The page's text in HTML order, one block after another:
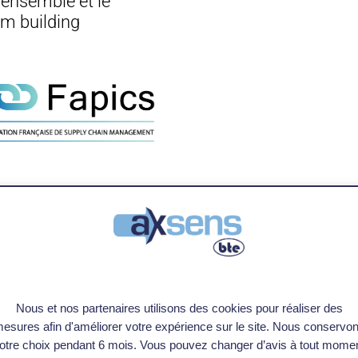
building
PRENDS CONTACT
Nous et nos partenaires utilisons des cookies pour réaliser des
afin d'améliorer votre expérience sur le site. Nous
choix pendant 6 mois. Vous pouvez changer d’avis à tout